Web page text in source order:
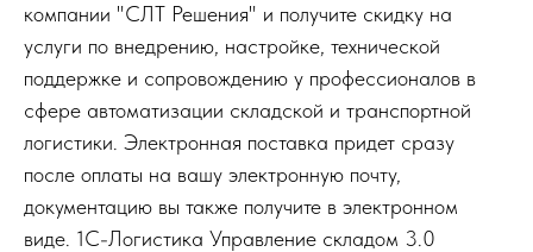
компании "СЛТ Решения" и получите скидку на
услуги по внедрению, настройке, технической
поддержке и сопровождению у профессионалов в
сфере автоматизации складской и транспортной
логистики. Электронная поставка придет сразу
после оплаты на вашу электронную почту,
документацию вы также получите в электронном
виде. 1С-Логистика Управление складом 3.0